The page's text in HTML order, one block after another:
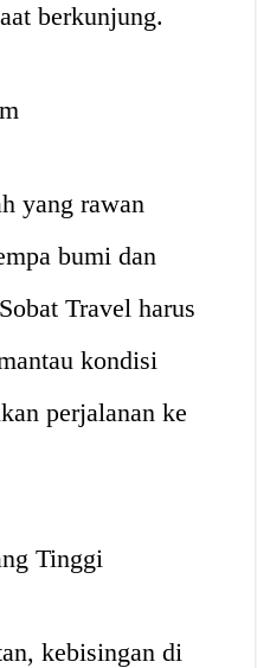
berkunjung.
yang rawan
bumi dan
Travel harus
kondisi
perjalanan ke
Tinggi
kebisingan di